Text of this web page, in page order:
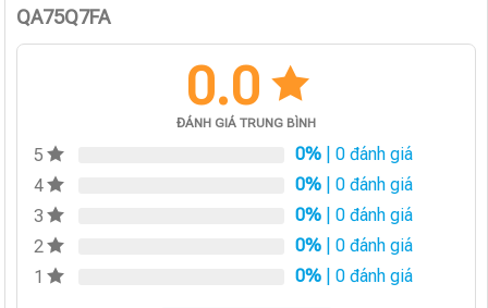
QA75Q7FA
0.0
ĐÁNH GIÁ TRUNG BÌNH
5 0% | 0 đánh giá
4
0% | 0 đánh giá
3
0% | 0 đánh giá
2
0% | 0 đánh giá
1
0% | 0 đánh giá